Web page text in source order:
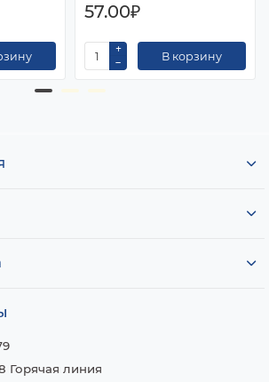
57.00₽
В корзину
Горячая линия